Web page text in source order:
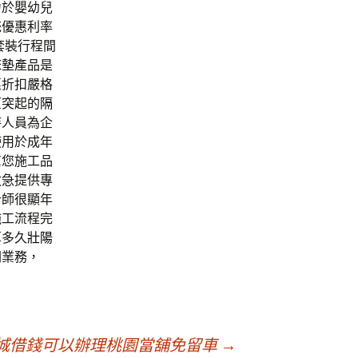
嬰幼兒
惠利率
行程間
產品是
扣嚴格
起的隔
員為企
於成年
施工品
提供專
很顯年
流程完
久壯陽
務，
借錢可以辦理桃園當舖免留車 →